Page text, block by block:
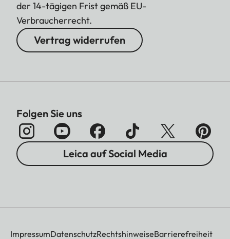
der 14-tägigen Frist gemäß EU-
Verbraucherrecht.
Vertrag widerrufen
Folgen Sie uns
Leica auf Social Media
ImpressumDatenschutzRechtshinweiseBarrierefreiheit